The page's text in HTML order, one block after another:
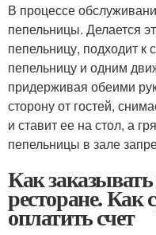
В процессе
пепельницы. Делается
пепельницу, подходит к
пепельницу и одним
придерживая обеими
сторону от гостей,
и ставит ее на стол, а
пепельницы в зале
Как
ресторане. Как
оплатить счет